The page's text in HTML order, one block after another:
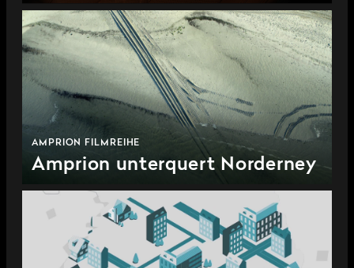
AMPRION FILMREIHE
Amprion unterquert Norderney